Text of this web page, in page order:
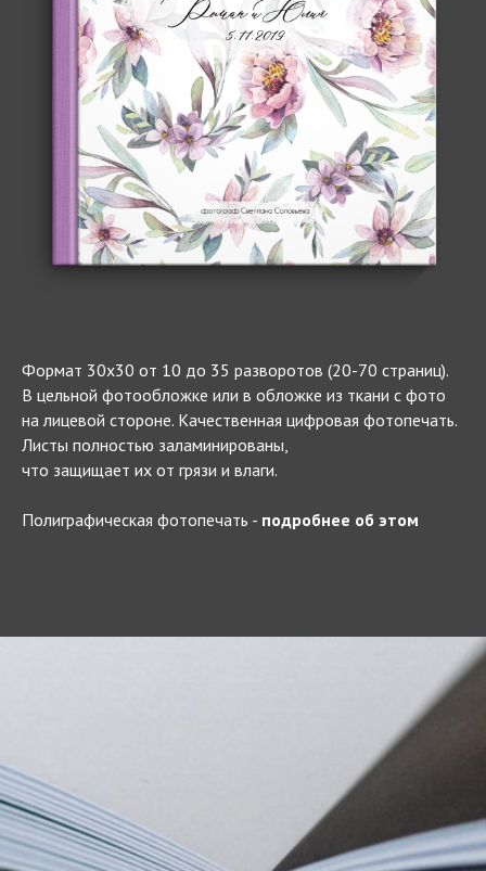
Формат 30х30 от 10 до 35 разворотов (20-70 страниц).
В цельной фотообложке или в обложке из ткани с фото
на лицевой стороне. Качественная цифровая фотопечать.
Листы полностью заламинированы,
что защищает их от грязи и влаги.
Полиграфическая фотопечать - подробнее об этом